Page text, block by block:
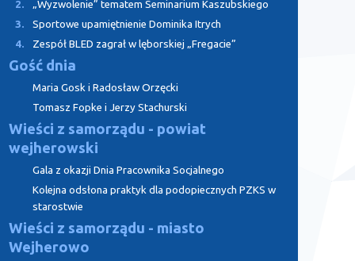
2.
„Wyzwolenie” tematem Seminarium Kaszubskiego
3.
Sportowe upamiętnienie Dominika Itrych
4.
Zespół BLED zagrał w lęborskiej „Fregacie”
Gość dnia
Maria Gosk i Radosław Orzęcki
Tomasz Fopke i Jerzy Stachurski
Wieści z samorządu - powiat
wejherowski
Gala z okazji Dnia Pracownika Socjalnego
Kolejna odsłona praktyk dla podopiecznych PZKS w
starostwie
Wieści z samorządu - miasto
Wejherowo